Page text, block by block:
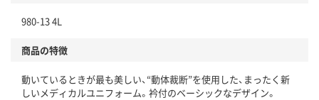
980-13 4L
商品の特徴
動いているときが最も美しい、“動体裁断”を使用した、まったく新
しいメディカルユニフォーム。衿付のベーシックなデザイン。